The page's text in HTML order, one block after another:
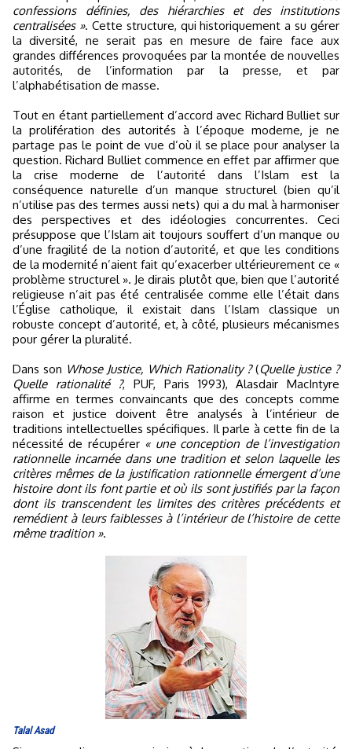
confessions définies, des hiérarchies et des institutions
centralisées ». Cette structure, qui historiquement a su gérer
la diversité, ne serait pas en mesure de faire face aux
grandes différences provoquées par la montée de nouvelles
autorités, de l’information par la presse, et par
l’alphabétisation de masse.
Tout en étant partiellement d’accord avec Richard Bulliet sur
la prolifération des autorités à l’époque moderne, je ne
partage pas le point de vue d’où il se place pour analyser la
question. Richard Bulliet commence en effet par affirmer que
la crise moderne de l’autorité dans l’Islam est la
conséquence naturelle d’un manque structurel (bien qu’il
n’utilise pas des termes aussi nets) qui a du mal à harmoniser
des perspectives et des idéologies concurrentes. Ceci
présuppose que l’Islam ait toujours souffert d’un manque ou
d’une fragilité de la notion d’autorité, et que les conditions
de la modernité n’aient fait qu’exacerber ultérieurement ce «
problème structurel ». Je dirais plutôt que, bien que l’autorité
religieuse n’ait pas été centralisée comme elle l’était dans
l’Église catholique, il existait dans l’Islam classique un
robuste concept d’autorité, et, à côté, plusieurs mécanismes
pour gérer la pluralité.
Dans son Whose Justice, Which Rationality ?(Quelle justice ?
Quelle rationalité ?, PUF, Paris 1993), Alasdair MacIntyre
affirme en termes convaincants que des concepts comme
raison et justice doivent être analysés à l’intérieur de
traditions intellectuelles spécifiques. Il parle à cette fin de la
nécessité de récupérer « une conception de l’investigation
rationnelle incarnée dans une tradition et selon laquelle les
critères mêmes de la justification rationnelle émergent d’une
histoire dont ils font partie et où ils sont justifiés par la façon
dont ils transcendent les limites des critères précédents et
remédient à leurs faiblesses à l’intérieur de l’histoire de cette
même tradition ».
Talal Asad